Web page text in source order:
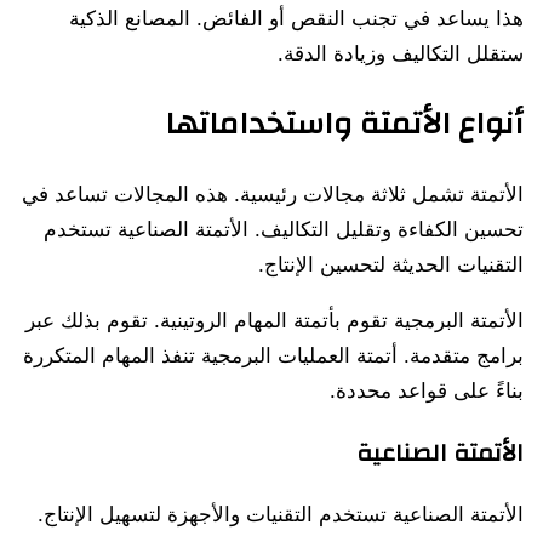
هذا يساعد في تجنب النقص أو الفائض. المصانع الذكية
ستقلل التكاليف وزيادة الدقة.
أنواع الأتمتة واستخداماتها
الأتمتة تشمل ثلاثة مجالات رئيسية. هذه المجالات تساعد في
تحسين الكفاءة وتقليل التكاليف. الأتمتة الصناعية تستخدم
التقنيات الحديثة لتحسين الإنتاج.
الأتمتة البرمجية تقوم بأتمتة المهام الروتينية. تقوم بذلك عبر
برامج متقدمة. أتمتة العمليات البرمجية تنفذ المهام المتكررة
بناءً على قواعد محددة.
الأتمتة الصناعية
الأتمتة الصناعية تستخدم التقنيات والأجهزة لتسهيل الإنتاج.